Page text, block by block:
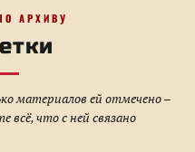
АРХИВУ
материалов ей отмечено –
что с ней связано